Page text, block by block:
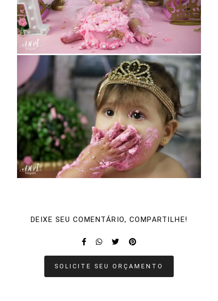
DEIXE SEU COMENTÁRIO, COMPARTILHE!
SOLICITE SEU ORÇAMENTO